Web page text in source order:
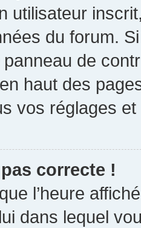
utilisateur
du forum.
de
haut des
vos réglages
pas correcte !
l’heure
dans lequel